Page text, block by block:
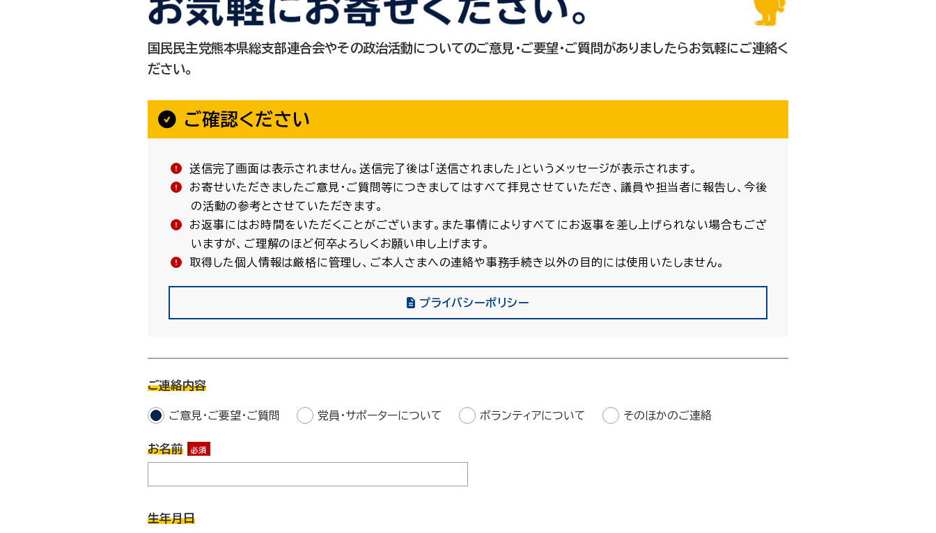
国民民主党熊本県総支部連合会やその政治活動についてのご意見・ご要望・ご質問がありましたらお気軽にご連絡く
ださい。
ご確認ください
送信完了画面は表示されません。送信完了後は「送信されました」というメッセージが表示されます。
お寄せいただきましたご意見・ご質問等につきましてはすべて拝見させていただき、議員や担当者に報告し、今後
の活動の参考とさせていただきます。
お返事にはお時間をいただくことがございます。また事情によりすべてにお返事を差し上げられない場合もござ
いますが、ご理解のほど何卒よろしくお願い申し上げます。
取得した個人情報は厳格に管理し、ご本人さまへの連絡や事務手続き以外の目的には使用いたしません。
プライバシーポリシー
ご連絡内容
ご意見・ご要望・ご質問 党員・サポーターについて ボランティアについて そのほかのご連絡
お名前 必須
生年月日